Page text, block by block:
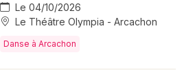
Le 04/10/2026
Le Théâtre Olympia - Arcachon
Danse à Arcachon